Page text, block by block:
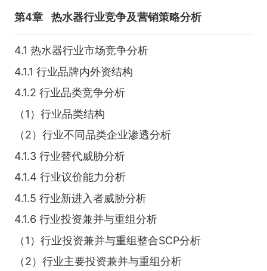
第4章 热水器行业竞争及营销策略分析
4.1 热水器行业市场竞争分析
4.1.1 行业品牌内外资结构
4.1.2 行业品类竞争分析
（1）行业品类结构
（2）行业不同品类企业渗透分析
4.1.3 行业替代威胁分析
4.1.4 行业议价能力分析
4.1.5 行业新进入者威胁分析
4.1.6 行业投资兼并与重组分析
（1）行业投资兼并与重组整合SCP分析
（2）行业主要投资兼并与重组分析